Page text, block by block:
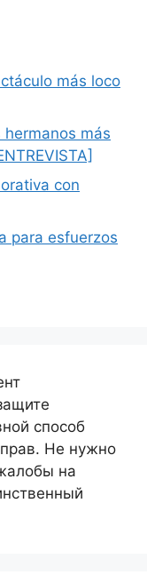
más loco
más
con
para esfuerzos
способ
Не нужно
на